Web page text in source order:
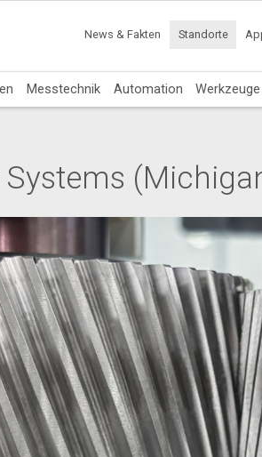
News & Fakten Standorte
Messtechnik Automation Werkzeuge